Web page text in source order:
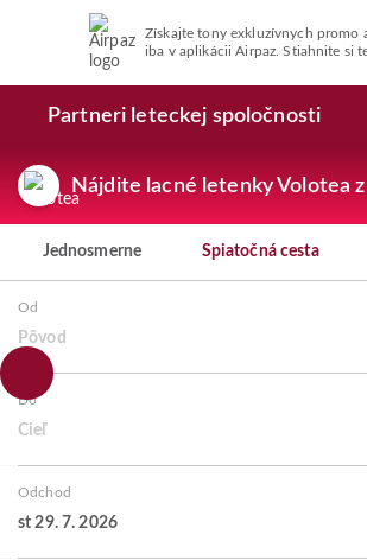
Získajte tony exkluzívnych promo
iba v aplikácii Airpaz. Stiahnite si
Partneri leteckej spoločnosti
Nájdite lacné letenky Volotea z
Jednosmerne Spiatočná cesta
Od
Pôvod
Do
Cieľ
Odchod
st 29. 7. 2026